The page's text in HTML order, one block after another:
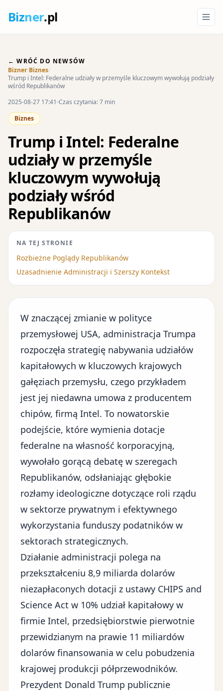
Bizner.pl
← WRÓĆ DO NEWSÓW
Bizner/Biznes/
Trump i Intel: Federalne udziały w przemyśle kluczowym wywołują podziały
wśród Republikanów
2025-08-27 17:41 Czas czytania: 7 min
Biznes
Trump i Intel: Federalne
udziały w przemyśle
kluczowym wywołują
podziały wśród
Republikanów
NA TEJ STRONIE
Rozbieżne Poglądy Republikanów
Uzasadnienie Administracji i Szerszy Kontekst
W znaczącej zmianie w polityce
przemysłowej USA, administracja Trumpa
rozpoczęła strategię nabywania udziałów
kapitałowych w kluczowych krajowych
gałęziach przemysłu, czego przykładem
jest jej niedawna umowa z producentem
chipów, firmą Intel. To nowatorskie
podejście, które wymienia dotacje
federalne na własność korporacyjną,
wywołało gorącą debatę w szeregach
Republikanów, odsłaniając głębokie
rozłamy ideologiczne dotyczące roli rządu
w sektorze prywatnym i efektywnego
wykorzystania funduszy podatników w
sektorach strategicznych.
Działanie administracji polega na
przekształceniu 8,9 miliarda dolarów
niezapłaconych dotacji z ustawy CHIPS and
Science Act w 10% udział kapitałowy w
firmie Intel, przedsiębiorstwie pierwotnie
przewidzianym na prawie 11 miliardów
dolarów finansowania w celu pobudzenia
krajowej produkcji półprzewodników.
Prezydent Donald Trump publicznie